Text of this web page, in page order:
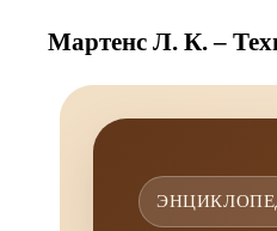
Мартенс Л. К. –